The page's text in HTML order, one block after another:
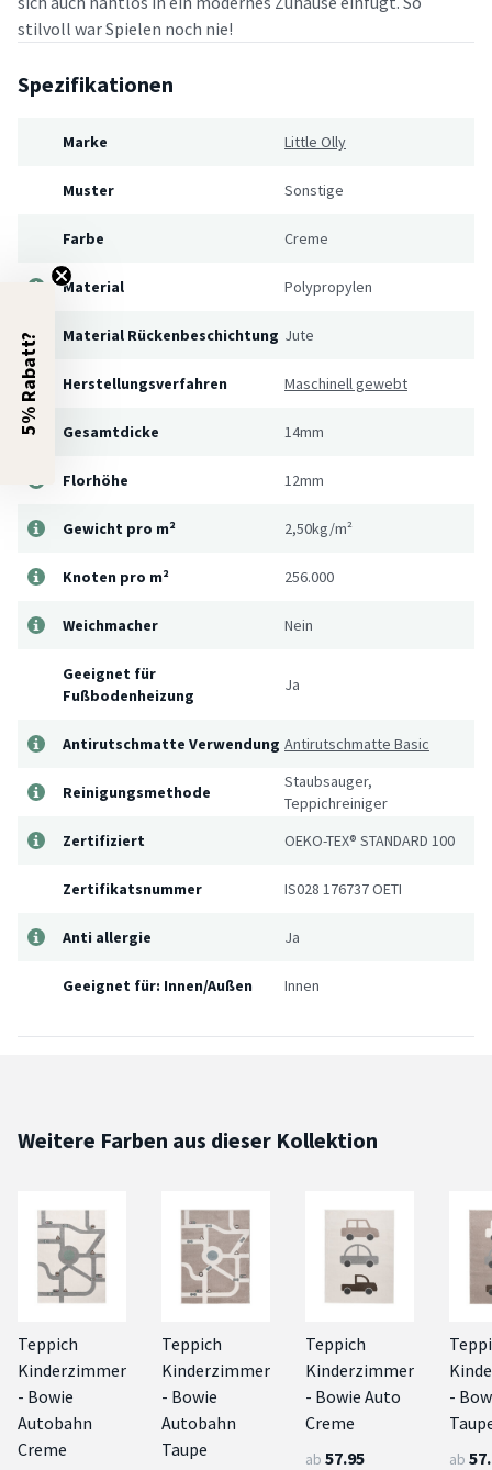
stilvoll war Spielen noch nie!
Spezifikationen
Marke Little Olly
Muster Sonstige
Farbe Creme
Material Polypropylen
Material Rückenbeschichtung Jute
Herstellungsverfahren Maschinell gewebt
Gesamtdicke 14mm
Florhöhe 12mm
Gewicht pro m² 2,50kg/m²
Knoten pro m² 256.000
Weichmacher Nein
Geeignet für
Fußbodenheizung
Ja
Antirutschmatte Verwendung Antirutschmatte Basic
Reinigungsmethode
Staubsauger,
Teppichreiniger
Zertifiziert
OEKO-TEX® STANDARD 100
Zertifikatsnummer IS028 176737 OETI
Anti allergie Ja
Geeignet für: Innen/Außen Innen
Weitere Farben aus dieser Kollektion
Teppich
Kinderzimmer
- Bowie
Autobahn
Creme
Teppich
Kinderzimmer
- Bowie
Autobahn
Taupe
Teppich
Kinderzimmer
- Bowie Auto
Creme
ab 57.95
-
ab
5% Rabatt?